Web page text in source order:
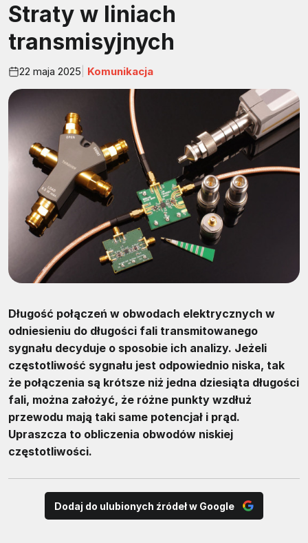
Straty w liniach
transmisyjnych
22 maja 2025 Komunikacja
Długość połączeń w obwodach elektrycznych w
odniesieniu do długości fali transmitowanego
sygnału decyduje o sposobie ich analizy. Jeżeli
częstotliwość sygnału jest odpowiednio niska, tak
że połączenia są krótsze niż jedna dziesiąta długości
fali, można założyć, że różne punkty wzdłuż
przewodu mają taki same potencjał i prąd.
Upraszcza to obliczenia obwodów niskiej
częstotliwości.
Dodaj do ulubionych źródeł w Google